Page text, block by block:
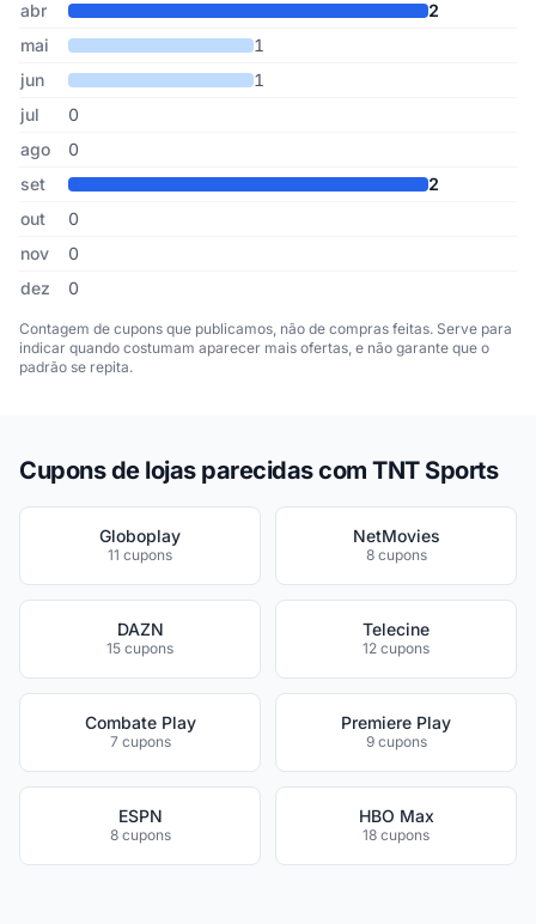
abr
2
mai
1
jun
1
jul
0
ago
0
set
2
out
0
nov
0
dez
0
Contagem de cupons que publicamos, não de compras feitas. Serve para
indicar quando costumam aparecer mais ofertas, e não garante que o
padrão se repita.
Cupons de lojas parecidas com TNT Sports
Globoplay
11 cupons
NetMovies
8 cupons
DAZN
15 cupons
Telecine
12 cupons
Combate Play
7 cupons
Premiere Play
9 cupons
ESPN
8 cupons
HBO Max
18 cupons